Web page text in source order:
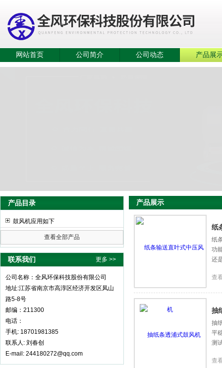
网站首页 公司简介 公司动态 产品展
产品目录
鼓风机应用如下
查看全部产品
联系我们 更多 >>
公司名称：全风环保科技股份有限公司
地址:江苏省南京市高淳区经济开发区凤山
路5-8号
邮编：211300
电话：
手机: 18701981385
联系人: 刘春创
E-mail: 244180272@qq.com
产品展示
纸
纸
功
还
查
抽
抽
平
测
查